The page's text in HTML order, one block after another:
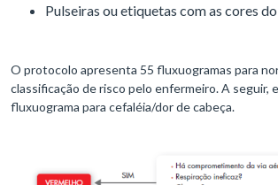
Pulseiras ou etiquetas com as cores
O protocolo apresenta 55 fluxuogramas para
classificação de risco pelo enfermeiro. A seguir,
fluxuograma para cefaléia/dor de cabeça.